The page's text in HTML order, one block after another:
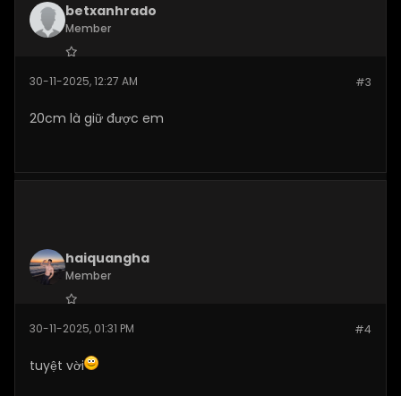
betxanhrado
Member
Posts:59 #3
30-11-2025, 12:27 AM
20cm là giữ được em
haiquangha
Member
Posts: 94 #4
30-11-2025, 01:31 PM
tuyệt vời